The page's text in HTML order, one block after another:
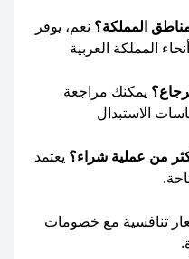
المملكة؟ نعم، يوفر
المملكة العربية
يمكنك مراجعة
الاستبدال
من عملية شراء؟ يعتمد
تنافسية مع خصومات